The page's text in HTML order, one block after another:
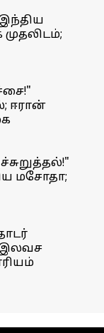
இந்திய
ஈரான்
மசோதா;
இலவச